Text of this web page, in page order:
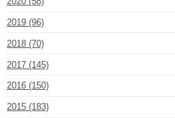
2019 (96)
2018 (70)
2017 (145)
2016 (150)
2015 (183)